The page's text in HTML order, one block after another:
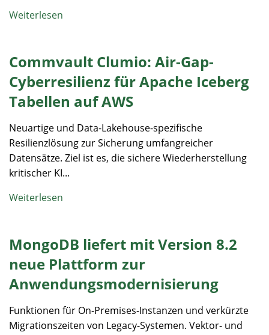
Weiterlesen
Commvault Clumio: Air-Gap-
Cyberresilienz für Apache Iceberg
Tabellen auf AWS
Neuartige und Data-Lakehouse-spezifische
Resilienzlösung zur Sicherung umfangreicher
Datensätze. Ziel ist es, die sichere Wiederherstellung
kritischer KI...
Weiterlesen
MongoDB liefert mit Version 8.2
neue Plattform zur
Anwendungsmodernisierung
Funktionen für On-Premises-Instanzen und verkürzte
Migrationszeiten von Legacy-Systemen. Vektor- und